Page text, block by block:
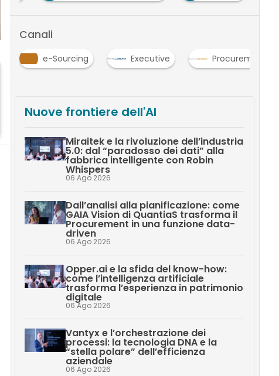
Canali
e-Sourcing Executive Procurement
Nuove frontiere dell'AI
Miraitek e la rivoluzione dell’industria
5.0: dal “paradosso dei dati” alla
fabbrica intelligente con Robin
Whispers
06 Ago 2026
Dall’analisi alla pianificazione: come
GAIA Vision di QuantiaS trasforma il
Procurement in una funzione data-
driven
06 Ago 2026
Opper.ai e la sfida del know-how:
come l’intelligenza artificiale
trasforma l’esperienza in patrimonio
digitale
06 Ago 2026
Vantyx e l’orchestrazione dei
processi: la tecnologia DNA e la
“stella polare” dell’efficienza
aziendale
06 Ago 2026